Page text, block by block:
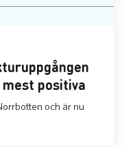
positiva
och är nu